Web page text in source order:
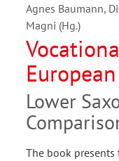
Agnes Baumann,
Magni (Hg.)
Lower
The book